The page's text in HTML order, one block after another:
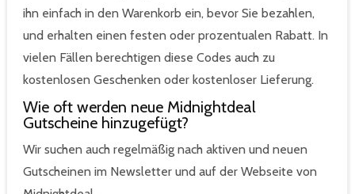
ihn einfach in den Warenkorb ein, bevor Sie bezahlen,
und erhalten einen festen oder prozentualen Rabatt. In
vielen Fällen berechtigen diese Codes auch zu
kostenlosen Geschenken oder kostenloser Lieferung.
Wie oft werden neue Midnightdeal
Gutscheine hinzugefügt?
Wir suchen auch regelmäßig nach aktiven und neuen
Gutscheinen im Newsletter und auf der Webseite von